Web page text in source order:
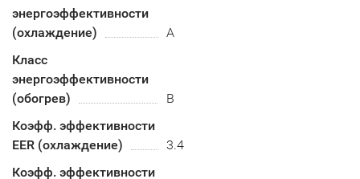
энергоэффективности
(охлаждение)
А
Класс
энергоэффективности
(обогрев)
B
Коэфф. эффективности
EER (охлаждение)
3.4
Коэфф. эффективности